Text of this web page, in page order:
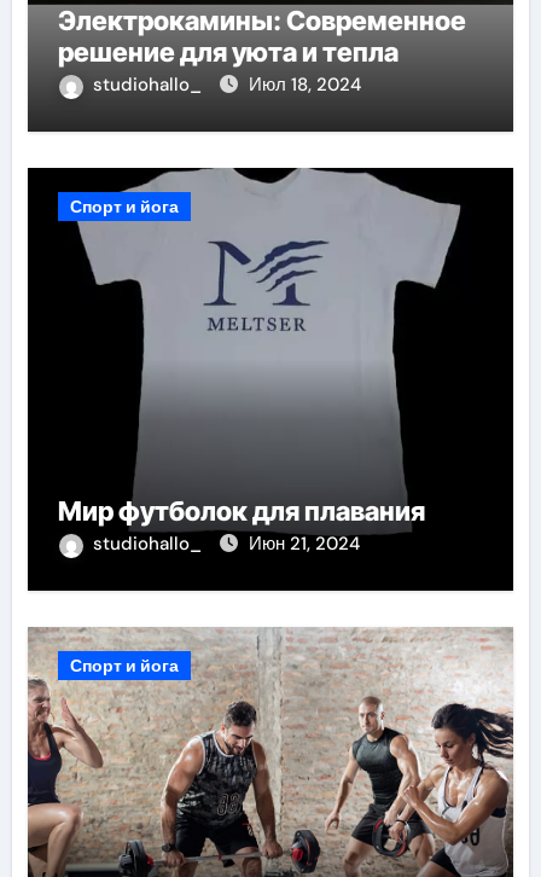
Электрокамины: Современное
решение для уюта и тепла
studiohallo_ Июл 18, 2024
Спорт и йога
Мир футболок для плавания
studiohallo_ Июн 21, 2024
Спорт и йога